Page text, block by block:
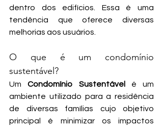
dentro dos edifícios. Essa é uma
tendência que oferece diversas
melhorias aos usuários.
O que é um condomínio
sustentável?
Um Condomínio Sustentável
é um
ambiente utilizado para a residência
de diversas famílias cujo objetivo
principal é minimizar os impactos